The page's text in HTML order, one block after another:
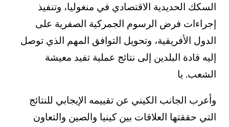
السكك الحديدية الاقتصادي في منغوليا، وتنفيذ
إجراءات فرض الرسوم الجمركية الصفرية على
الدول الأفريقية، وتحويل التوافق المهم الذي توصل
إليه قادة البلدين إلى نتائج عملية تفيد معيشة
الشعب. يا
وأعرب الجانب الكيني عن تقييمه الإيجابي للنتائج
التي حققتها العلاقات بين كينيا والصين والتعاون